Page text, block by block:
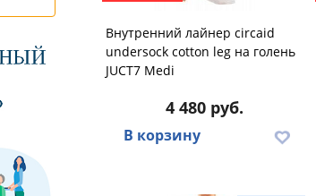
Внутренний лайнер circaid
undersock cotton leg на голень
JUCT7 Medi
4 480 руб.
В корзину